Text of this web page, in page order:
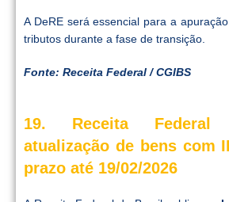
A DeRE será essencial para a
tributos durante a fase de transição.
Fonte: Receita Federal / CGIBS
19. Receita Federal
atualização de bens com
prazo até 19/02/2026